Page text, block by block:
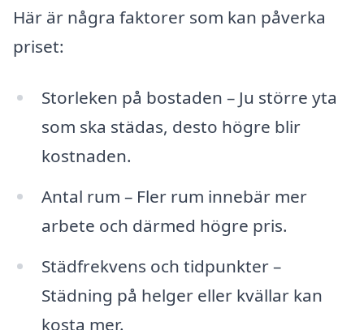
Här är några faktorer som kan påverka
priset:
Storleken på bostaden – Ju större yta
som ska städas, desto högre blir
kostnaden.
Antal rum – Fler rum innebär mer
arbete och därmed högre pris.
Städfrekvens och tidpunkter –
Städning på helger eller kvällar kan
kosta mer.